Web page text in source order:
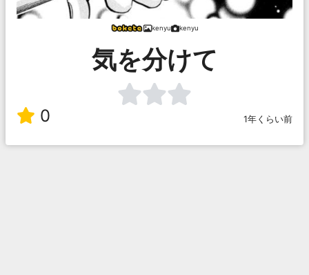
kenyu kenyu
気を分けて
0 1年くらい前